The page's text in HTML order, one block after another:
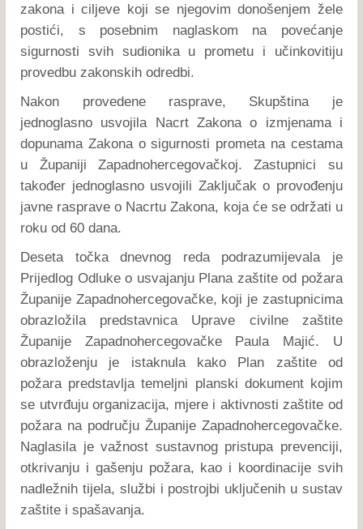
zakona i ciljeve koji se njegovim donošenjem žele
postići, s posebnim naglaskom na povećanje
sigurnosti svih sudionika u prometu i učinkovitiju
provedbu zakonskih odredbi.
Nakon provedene rasprave, Skupština je
jednoglasno usvojila Nacrt Zakona o izmjenama i
dopunama Zakona o sigurnosti prometa na cestama
u Županiji Zapadnohercegovačkoj. Zastupnici su
također jednoglasno usvojili Zaključak o provođenju
javne rasprave o Nacrtu Zakona, koja će se održati u
roku od 60 dana.
Deseta točka dnevnog reda podrazumijevala je
Prijedlog Odluke o usvajanju Plana zaštite od požara
Županije Zapadnohercegovačke, koji je zastupnicima
obrazložila predstavnica Uprave civilne zaštite
Županije Zapadnohercegovačke Paula Majić. U
obrazloženju je istaknula kako Plan zaštite od
požara predstavlja temeljni planski dokument kojim
se utvrđuju organizacija, mjere i aktivnosti zaštite od
požara na području Županije Zapadnohercegovačke.
Naglasila je važnost sustavnog pristupa prevenciji,
otkrivanju i gašenju požara, kao i koordinacije svih
nadležnih tijela, službi i postrojbi uključenih u sustav
zaštite i spašavanja.